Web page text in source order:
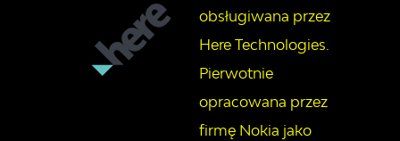
obsługiwana przez
Here Technologies.
Pierwotnie
opracowana przez
firmę Nokia jako